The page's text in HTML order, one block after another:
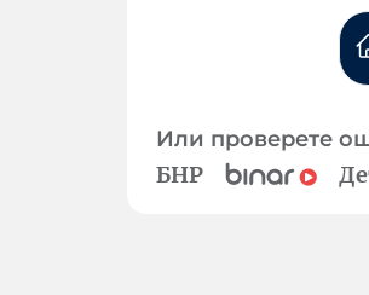
Или проверете
БНР